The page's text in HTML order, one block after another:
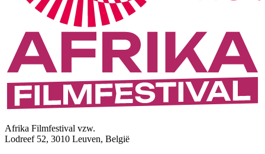
Afrika Filmfestival vzw.
Lodreef 52, 3010 Leuven, België